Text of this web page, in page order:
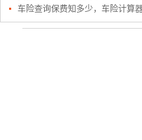
车险查询保费知多少，车险计算